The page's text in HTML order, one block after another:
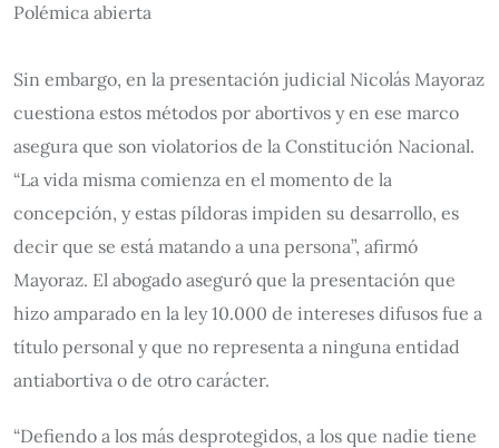
Polémica abierta
Sin embargo, en la presentación judicial Nicolás Mayoraz
cuestiona estos métodos por abortivos y en ese marco
asegura que son violatorios de la Constitución Nacional.
“La vida misma comienza en el momento de la
concepción, y estas píldoras impiden su desarrollo, es
decir que se está matando a una persona”, afirmó
Mayoraz. El abogado aseguró que la presentación que
hizo amparado en la ley 10.000 de intereses difusos fue a
título personal y que no representa a ninguna entidad
antiabortiva o de otro carácter.
“Defiendo a los más desprotegidos, a los que nadie tiene